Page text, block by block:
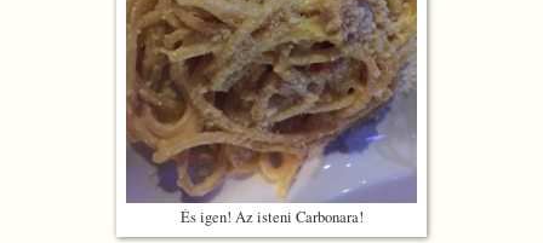
És igen! Az isteni Carbonara!